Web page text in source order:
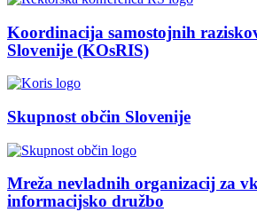
Koordinacija samostojnih
Slovenije (KOsRIS)
Skupnost občin Slovenije
Mreža nevladnih organizacij za
informacijsko družbo